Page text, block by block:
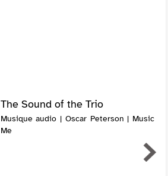
The Sound of the Trio
Musique audio | Oscar Peterson | Music
Me